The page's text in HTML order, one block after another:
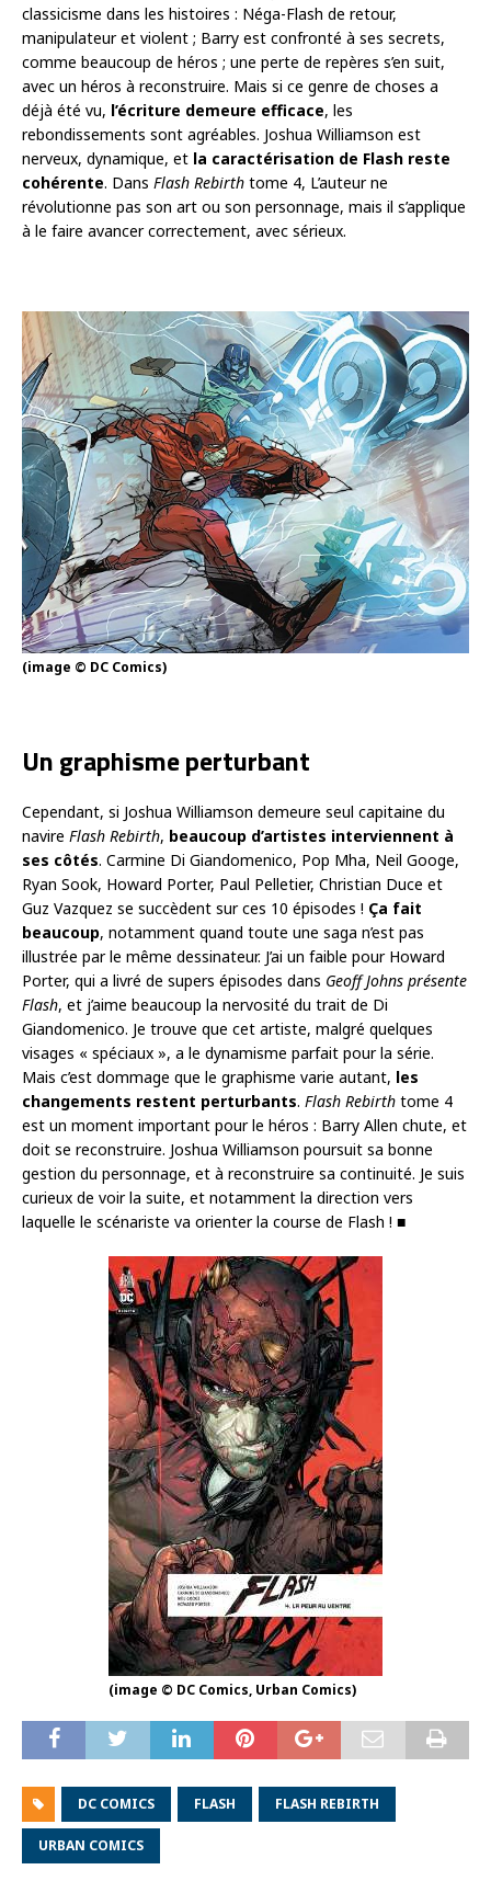
classicisme dans les histoires : Néga-Flash de retour,
manipulateur et violent ; Barry est confronté à ses secrets,
comme beaucoup de héros ; une perte de repères s’en suit,
avec un héros à reconstruire. Mais si ce genre de choses a
déjà été vu, l’écriture demeure efficace, les
rebondissements sont agréables. Joshua Williamson est
nerveux, dynamique, et la caractérisation de Flash reste
cohérente. Dans Flash Rebirth tome 4, L’auteur ne
révolutionne pas son art ou son personnage, mais il s’applique
à le faire avancer correctement, avec sérieux.
(image © DC Comics)
Un graphisme perturbant
Cependant, si Joshua Williamson demeure seul capitaine du
navire Flash Rebirth, beaucoup d’artistes interviennent à
ses côtés. Carmine Di Giandomenico, Pop Mha, Neil Googe,
Ryan Sook, Howard Porter, Paul Pelletier, Christian Duce et
Guz Vazquez se succèdent sur ces 10 épisodes ! Ça fait
beaucoup, notamment quand toute une saga n’est pas
illustrée par le même dessinateur. J’ai un faible pour Howard
Porter, qui a livré de supers épisodes dans Geoff Johns présente
Flash, et j’aime beaucoup la nervosité du trait de Di
Giandomenico. Je trouve que cet artiste, malgré quelques
visages « spéciaux », a le dynamisme parfait pour la série.
Mais c’est dommage que le graphisme varie autant, les
changements restent perturbants. Flash Rebirth tome 4
est un moment important pour le héros : Barry Allen chute, et
doit se reconstruire. Joshua Williamson poursuit sa bonne
gestion du personnage, et à reconstruire sa continuité. Je suis
curieux de voir la suite, et notamment la direction vers
laquelle le scénariste va orienter la course de Flash ! ■
(image © DC Comics, Urban Comics)
DC COMICS FLASH FLASH REBIRTH
URBAN COMICS